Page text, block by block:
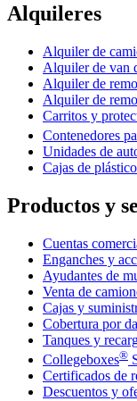
Alquileres
Alquiler de
Alquiler de van
Alquiler de
Alquiler de
Carritos y
Contenedores
Unidades de
Cajas de
Productos y
Cuentas
Enganches y
Ayudantes de
Venta de
Cajas y
Cobertura por
Tanques y
Collegeboxes®
Certificados de
Descuentos y